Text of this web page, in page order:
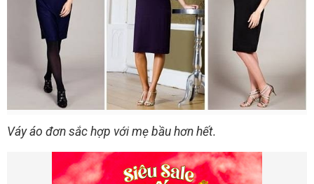
Váy áo đơn sắc hợp với mẹ bầu hơn hết.